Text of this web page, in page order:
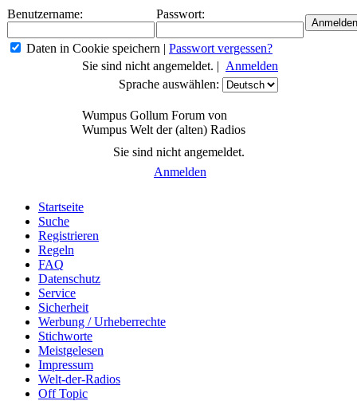
Benutzername: Passwort:
Daten in Cookie speichern | Passwort vergessen?
Sie sind nicht angemeldet. | Anmelden
Sprache auswählen:
Wumpus Gollum Forum von
Wumpus Welt der (alten) Radios
Sie sind nicht angemeldet.
Anmelden
Startseite
Suche
Registrieren
Regeln
FAQ
Datenschutz
Service
Sicherheit
Werbung / Urheberrechte
Stichworte
Meistgelesen
Impressum
Welt-der-Radios
Off Topic